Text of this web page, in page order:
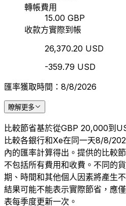
轉帳費用
15.00 GBP
收款方實際到帳
26,370.20 USD
-359.79 USD
匯率獲取時間：8/8/2026
瞭解更多
比較節省基於從GBP 20,000到
比較各銀行和Xe在同一天8/8/
內的匯率計算得出。提供的比較
不包括所有費用和收費。不同的
期、時間和其他個人因素將產生
結果可能不能表示實際節省，應
表每季度更新一次。